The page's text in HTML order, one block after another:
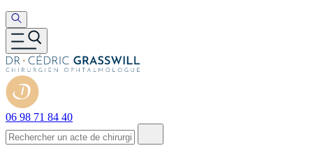
06 98 71 84 40